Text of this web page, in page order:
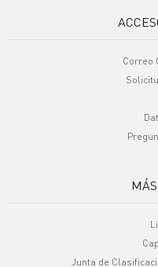
Correo
Junta de